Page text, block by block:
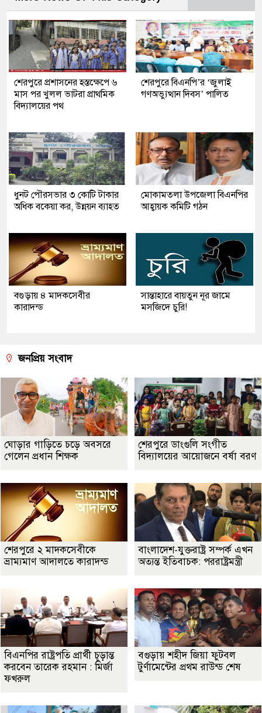
শেরপুরে প্রশাসনের হস্তক্ষেপে ৬
মাস পর খুলল ভাটরা প্রাথমিক
বিদ্যালয়ের পথ
শেরপুরে বিএনপি’র ‘জুলাই
গণঅভ্যুত্থান দিবস’ পালিত
ধুনট পৌরসভার ৩ কোটি টাকার
অধিক বকেয়া কর, উন্নয়ন ব্যাহত
মোকামতলা উপজেলা বিএনপির
আহ্বায়ক কমিটি গঠন
বগুড়ায় ৪ মাদকসেবীর
কারাদন্ড
সান্তাহারে বায়তুন নূর জামে
মসজিদে চুরি!
জনপ্রিয় সংবাদ
ঘোড়ার গাড়িতে চড়ে অবসরে
গেলেন প্রধান শিক্ষক
শেরপুরে ডাংগুলি সংগীত
বিদ্যালয়ের আয়োজনে বর্ষা বরণ
শেরপুরে ২ মাদকসেবীকে
ভ্রাম্যমাণ আদালতে কারাদন্ড
বাংলাদেশ-যুক্তরাষ্ট্র সম্পর্ক এখন
অত্যন্ত ইতিবাচক: পররাষ্ট্রমন্ত্রী
বিএনপির রাষ্ট্রপতি প্রার্থী চূড়ান্ত
করবেন তারেক রহমান : মির্জা
ফখরুল
বগুড়ায় শহীদ জিয়া ফুটবল
টুর্ণামেন্টের প্রথম রাউন্ড শেষ